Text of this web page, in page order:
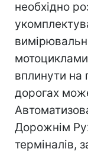
необхідно
вплинути на
дорогах
Дорожнім
терміналів,